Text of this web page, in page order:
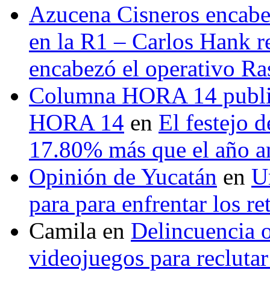
Azucena Cisneros
en la R1 – Carlos Hank
encabezó el operativo
Columna HORA 14
HORA 14 en El festejo
17.80% más que el año
Opinión de Yucatán en
para para enfrentar los
Camila en Delincuencia
videojuegos para